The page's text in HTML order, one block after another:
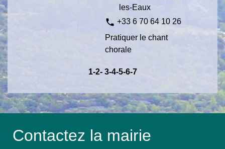
les-Eaux
phone +33 6 70 64 10 26
Pratiquer le chant
chorale
1-2- 3-4-5-6-7
Contactez la mairie